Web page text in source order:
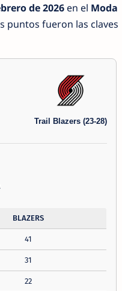
de 2026en el Moda
puntos fueron las claves
Trail Blazers (23-28)
BLAZERS
41
31
22